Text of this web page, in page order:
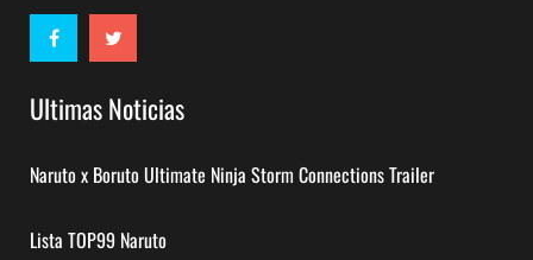
Ultimas Noticias
Naruto x Boruto Ultimate Ninja Storm Connections Trailer
Lista TOP99 Naruto